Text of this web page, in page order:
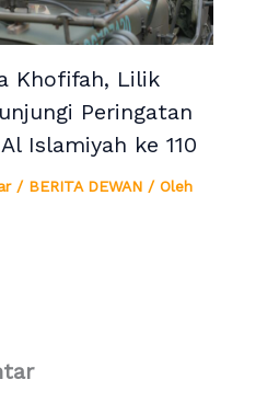
Khofifah, Lilik
Peringatan
Islamiyah ke 110
/ BERITA DEWAN / Oleh